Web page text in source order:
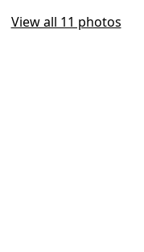
View all 11 photos